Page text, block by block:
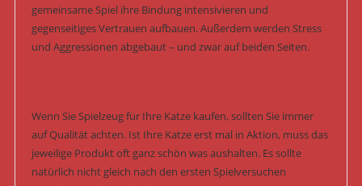
gemeinsame Spiel ihre Bindung intensivieren und
gegenseitiges Vertrauen aufbauen. Außerdem werden Stress
und Aggressionen abgebaut – und zwar auf beiden Seiten.
Wenn Sie Spielzeug für Ihre Katze kaufen, sollten Sie immer
auf Qualität achten. Ist Ihre Katze erst mal in Aktion, muss das
jeweilige Produkt oft ganz schön was aushalten. Es sollte
natürlich nicht gleich nach den ersten Spielversuchen